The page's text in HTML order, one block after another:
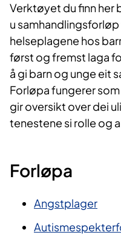
Verktøyet du finn her
u
helseplagene hos
først og fremst laga
å gi barn og unge eit
Forløpa fungerer
gir oversikt over dei
tenestene si rolle og
Forløpa​​​
Angstplager